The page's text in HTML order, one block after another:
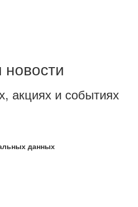
акциях и событиях
данных